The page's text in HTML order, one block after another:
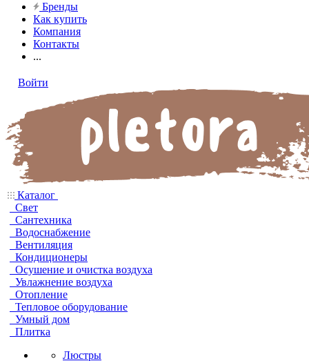
Бренды
Как купить
Компания
Контакты
...
Войти
Каталог
Свет
Сантехника
Водоснабжение
Вентиляция
Кондиционеры
Осушение и очистка воздуха
Увлажнение воздуха
Отопление
Тепловое оборудование
Умный дом
Плитка
Люстры